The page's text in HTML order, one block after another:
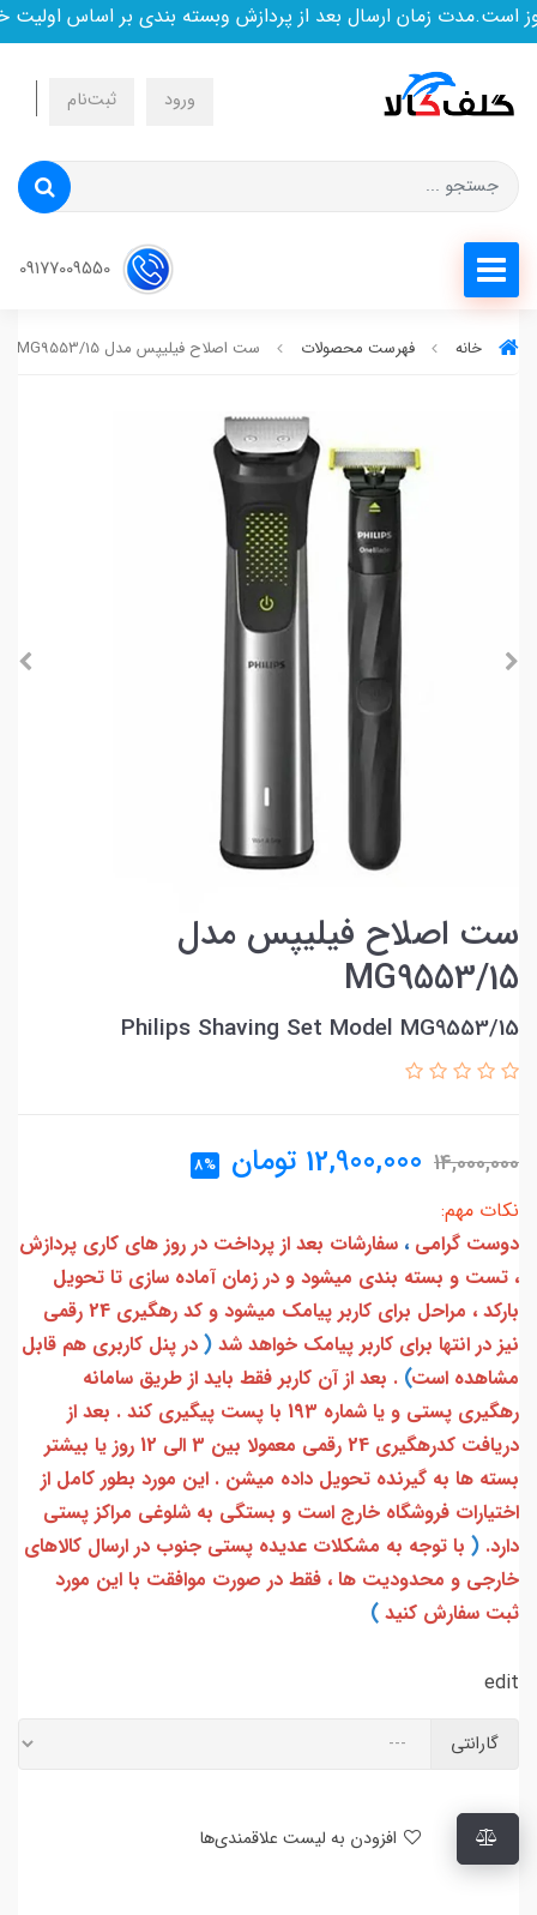
زمان ارسال بعد از پردازش وبسته بندی بر اساس اولیت
ورود ثبت‌نام
خانه فهرست محصولات ست اصلاح فیلیپس مدل MG9553/15
ست اصلاح فیلیپس مدل
MG9553/15
Philips Shaving Set Model MG9553/15
14,000,000
12,900,000 تومان 8%
نکات مهم:
دوست گرامی ، سفارشات بعد از پرداخت در روز های کاری پردازش
، تست و بسته بندی میشود و در زمان آماده سازی تا تحویل
بارکد ، مراحل برای کاربر پیامک میشود و کد رهگیری 24 رقمی
نیز در انتها برای کاربر پیامک خواهد شد ( در پنل کاربری هم قابل
مشاهده است) . بعد از آن کاربر فقط باید از طریق سامانه
رهگیری پستی و یا شماره 193 با پست پیگیری کند . بعد از
دریافت کدرهگیری 24 رقمی معمولا بین 3 الی 12 روز یا بیشتر
بسته ها به گیرنده تحویل داده میشن . این مورد بطور کامل از
اختیارات فروشگاه خارج است و بستگی به شلوغی مراکز پستی
دارد. ( با توجه به مشکلات عدیده پستی جنوب در ارسال کالاهای
خارجی و محدودیت ها ، فقط در صورت موافقت با این مورد
ثبت سفارش کنید )
edit
گارانتی